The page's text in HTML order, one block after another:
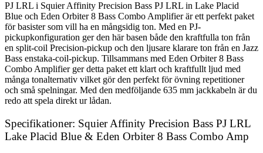
PJ LRL i Squier Affinity Precision Bass PJ LRL in Lake Placid
Blue och Eden Orbiter 8 Bass Combo Amplifier är ett perfekt paket
för basister som vill ha en mångsidig ton. Med en PJ-
pickupkonfiguration ger den här basen både den kraftfulla ton från
en split-coil Precision-pickup och den ljusare klarare ton från en Jazz
Bass enstaka-coil-pickup. Tillsammans med Eden Orbiter 8 Bass
Combo Amplifier ger detta paket ett klart och kraftfullt ljud med
många tonalternativ vilket gör den perfekt för övning repetitioner
och små spelningar. Med den medföljande 635 mm jackkabeln är du
redo att spela direkt ur lådan.
Specifikationer: Squier Affinity Precision Bass PJ LRL
Lake Placid Blue & Eden Orbiter 8 Bass Combo Amp